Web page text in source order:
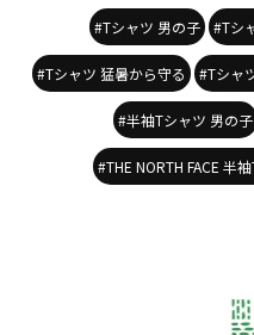
#Tシャツ 男の子 #Tシ
#Tシャツ 猛暑から守る #Tシャ
#半袖Tシャツ 男の子
#THE NORTH FACE 半